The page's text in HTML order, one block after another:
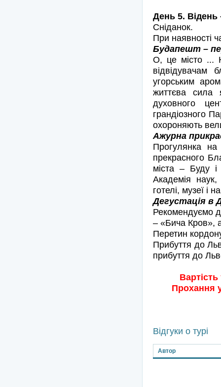
День 5. Відень
Сніданок.
При наявності
Будапешт –
О, це місто ...
відвідувачам
угорським
життєва сила
духовного
грандіозного
охороняють
Ажурна
Прогулянка
прекрасного
міста – Буду і
Академія
готелі, музеї і
Дегустація в
Рекомендуємо
– «Бича Кров»,
Перетин
Прибуття до
прибуття до
Прохання
Відгуки о турі
Автор